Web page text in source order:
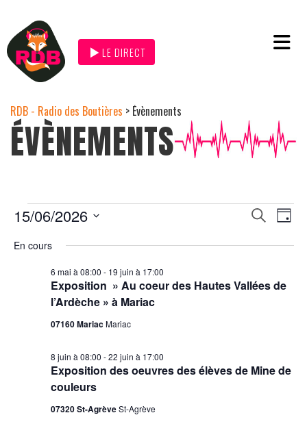
LE DIRECT
RDB - Radio des Boutières > Évènements
ÉVÈNEMENTS
vues
Recherche
de
Jour
15/06/2026
une
En cours
Exposition » Au coeur des Hautes Vallées de
l’Ardèche » à Mariac
6 mai à 08:00 - 19 juin à 17:00
07160 MariacMariac
Exposition des oeuvres des élèves de Mine de
couleurs
8 juin à 08:00 -22 juin à 17:00
07320 St-AgrèveSt-Agrève